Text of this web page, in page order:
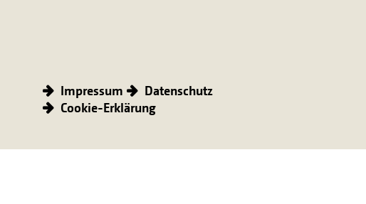
Impressum
Datenschutz
Cookie-Erklärung